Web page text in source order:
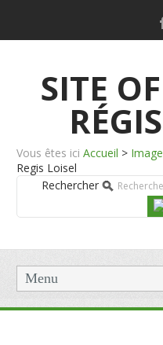
SITE
Vous êtes ici Accueil > Image
Regis Loisel
Rechercher
Menu